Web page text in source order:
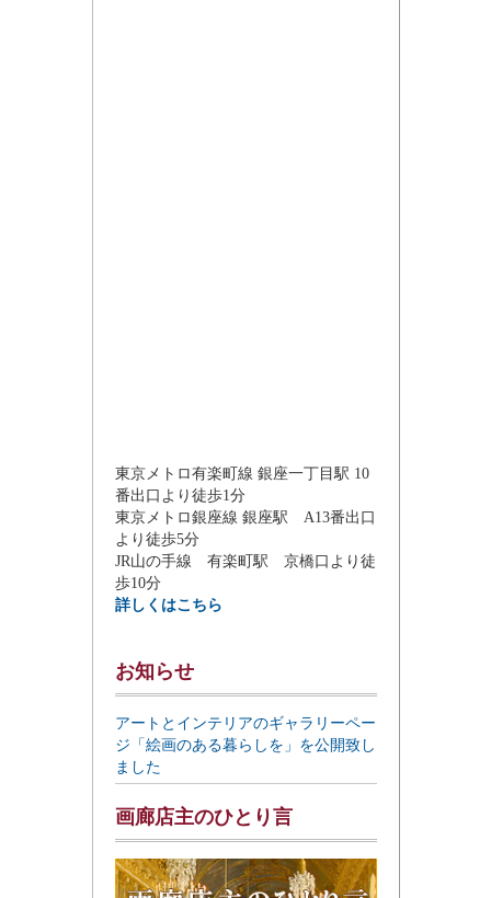
東京メトロ有楽町線 銀座一丁目駅 10
番出口より徒歩1分
東京メトロ銀座線 銀座駅 A13番出口
より徒歩5分
JR山の手線 有楽町駅 京橋口より徒
歩10分
詳しくはこちら
お知らせ
アートとインテリアのギャラリーペー
ジ「絵画のある暮らしを」を公開致し
ました
画廊店主のひとり言